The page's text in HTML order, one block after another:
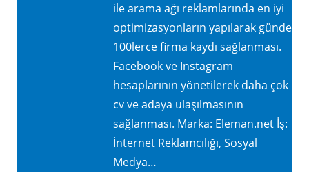
ile arama ağı reklamlarında en iyi
optimizasyonların yapılarak günde
100lerce firma kaydı sağlanması.
Facebook ve Instagram
hesaplarının yönetilerek daha çok
cv ve adaya ulaşılmasının
sağlanması. Marka: Eleman.net İş:
İnternet Reklamcılığı, Sosyal
Medya…